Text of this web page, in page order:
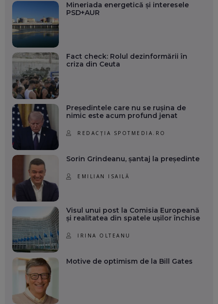
Mineriada energetică și interesele
PSD+AUR
Fact check: Rolul dezinformării în
criza din Ceuta
Președintele care nu se rușina de
nimic este acum profund jenat
REDACȚIA SPOTMEDIA.RO
Sorin Grindeanu, șantaj la președinte
EMILIAN ISAILĂ
Visul unui post la Comisia Europeană
și realitatea din spatele ușilor închise
IRINA OLTEANU
Motive de optimism de la Bill Gates